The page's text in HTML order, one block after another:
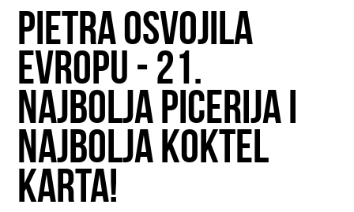
PIETRA OSVOJILA
EVROPU - 21.
NAJBOLJA PICERIJA I
NAJBOLJA KOKTEL
KARTA!